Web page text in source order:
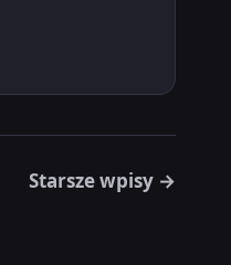
Starsze wpisy →